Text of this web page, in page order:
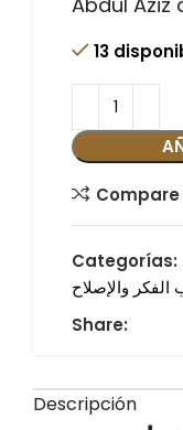
13
Compare
Categorías:
الفكر والإصلاح
Share:
Descripción